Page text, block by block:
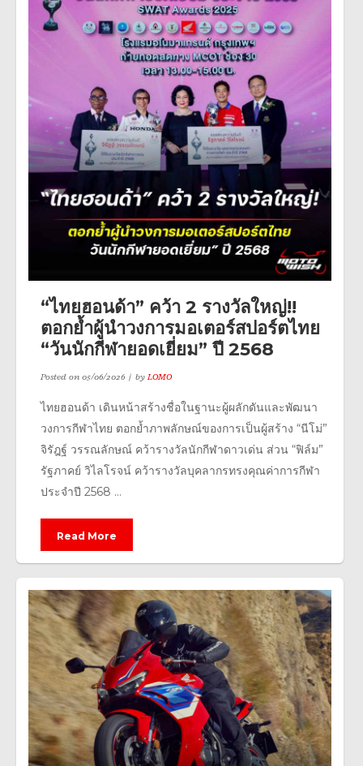
“ไทยฮอนด้า” คว้า 2 รางวัลใหญ่!!
ตอกย้ำผู้นำวงการมอเตอร์สปอร์ตไทย
“วันนักกีฬายอดเยี่ยม” ปี 2568
Posted on05/06/2026 byLOMO
ไทยฮอนด้า เดินหน้าสร้างชื่อในฐานะผู้ผลักดันและพัฒนา
วงการกีฬาไทย ตอกย้ำภาพลักษณ์ของการเป็นผู้สร้าง “นีโม่”
จิรัฎฐ์ วรรณลักษณ์ คว้ารางวัลนักกีฬาดาวเด่น ส่วน “ฟิล์ม”
รัฐภาคย์ วิไลโรจน์ คว้ารางวัลบุคลากรทรงคุณค่าการกีฬา
ประจำปี 2568 ...
Read More